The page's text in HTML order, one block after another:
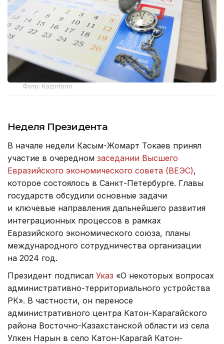
Фото: Kazinform
Неделя Президента
В начале недели Касым-Жомарт Токаев принял
участие в очередном заседании Высшего
Евразийского экономического совета (ВЕЭС),
которое состоялось в Санкт-Петербурге. Главы
государств обсудили основные задачи
и ключевые направления дальнейшего развития
интеграционных процессов в рамках
Евразийского экономического союза, планы
международного сотрудничества организации
на 2024 год.
Президент подписал Указ «О некоторых вопросах
административно-территориального устройства
РК». В частности, он переносе
административного центра Катон-Карагайского
района Восточно-Казахстанской области из села
Улкен Нарын в село Катон-Карагай Катон-